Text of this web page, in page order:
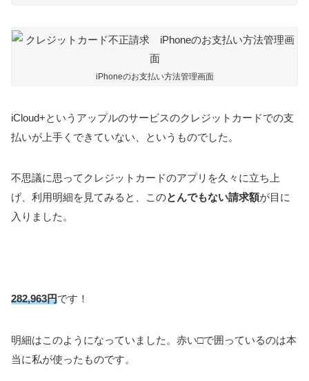
iPhoneのお支払い方法管理画面
iCloud+というアップルのサービスのクレジットカードでの支
払いが上手くできていない、というものでした。
不思議に思ってクレジットカードのアプリを久々に立ち上
げ、利用明細を見てみると、このとんでもない請求額が目に
入りました。
282,963円です！
明細はこのようになっていました。赤い□で囲っているのは本
当に私が使ったものです。